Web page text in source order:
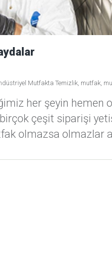
Mutfakta Temizlik mutfak
her şeyin hemen
çeşit siparişi
olmazsa olmazlar